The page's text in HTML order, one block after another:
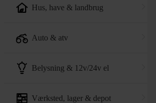
hus, have & landbrug
auto & atv
belysning & 12v/24v el
værksted, lager & depot